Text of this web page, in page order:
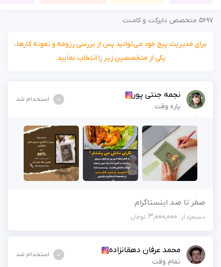
5697 متخصص دایرکت و کامنت
برای مدیریت پیج خود می‌توانید پس از بررسی رزومه و نمونه کارها،
یکی از متخصصین زیر را انتخاب نمایید.
نجمه جنتی پور
پاره وقت
استخدام شد
صفر تا صد اینستاگرام
دستمزد از 3,000,000 تومان
محمد عرفان دهقانزاده
تمام وقت
استخدام شد